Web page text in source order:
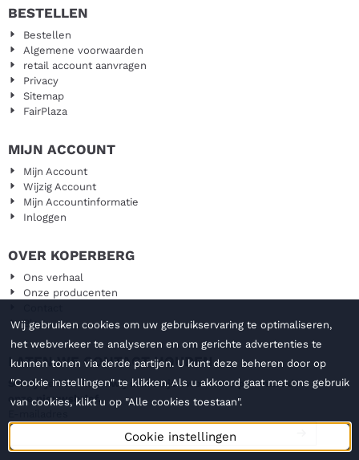
BESTELLEN
Bestellen
Algemene voorwaarden
retail account aanvragen
Privacy
Sitemap
FairPlaza
MIJN ACCOUNT
Mijn Account
Wijzig Account
Mijn Accountinformatie
Inloggen
OVER KOPERBERG
Ons verhaal
Onze producenten
Blog
LATEN WE CONTACT HOUDEN
Schrijf je hier in en wij sturen je twee keer per maand
onze nieuwsbrief.
Wij gebruiken cookies om uw gebruikservaring te optimaliseren,
het webverkeer te analyseren en om gerichte advertenties te
kunnen tonen via derde partijen. U kunt deze beheren door op
"Cookie instellingen" te klikken. Als u akkoord gaat met ons gebruik
van cookies, klikt u op "Alle cookies toestaan".
Cookie instellingen